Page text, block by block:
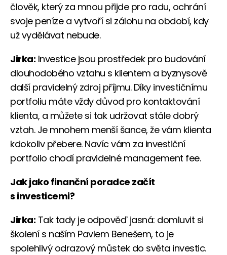
člověk, který za mnou přijde pro radu, ochrání
svoje peníze a vytvoří si zálohu na období, kdy
už vydělávat nebude.
Jirka: Investice jsou prostředek pro budování
dlouhodobého vztahu s klientem a byznysově
další pravidelný zdroj příjmu. Díky investičnímu
portfoliu máte vždy důvod pro kontaktování
klienta, a můžete si tak udržovat stále dobrý
vztah. Je mnohem menší šance, že vám klienta
kdokoliv přebere. Navíc vám za investiční
portfolio chodí pravidelné management fee.
Jak jako finanční poradce začít
s investicemi?
Jirka: Tak tady je odpověď jasná: domluvit si
školení s naším Pavlem Benešem, to je
spolehlivý odrazový můstek do světa investic.